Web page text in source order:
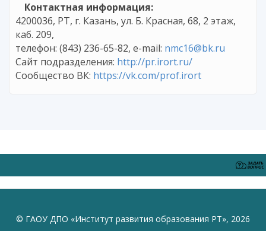
Контактная информация:
4200036, РТ, г. Казань, ул. Б. Красная, 68, 2 этаж,
каб. 209,
телефон: (843) 236-65-82, е-mail: nmc16@bk.ru
Сайт подразделения: http://pr.irort.ru/
Сообщество ВК: https://vk.com/prof.irort
© ГАОУ ДПО «Институт развития образования РТ», 2026